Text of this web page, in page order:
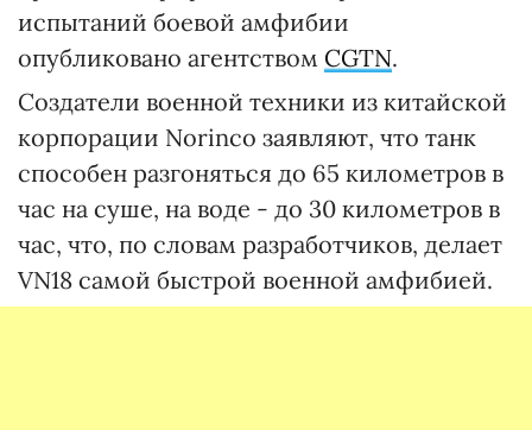
испытаний боевой амфибии
опубликовано агентством CGTN.
Создатели военной техники из китайской
корпорации Norinco заявляют, что танк
способен разгоняться до 65 километров в
час на суше, на воде - до 30 километров в
час, что, по словам разработчиков, делает
VN18 самой быстрой военной амфибией.